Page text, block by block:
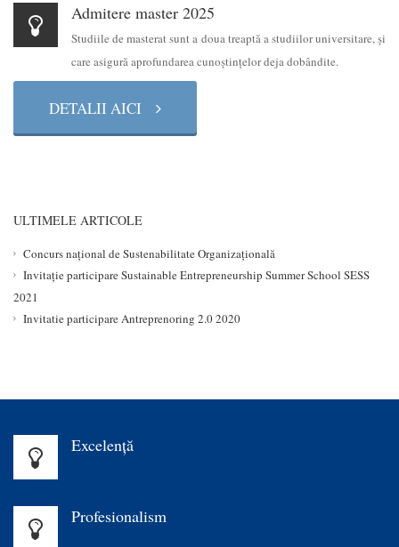
Admitere master 2025
Studiile de masterat sunt a doua treaptă a studiilor universitare, şi
care asigură aprofundarea cunoştinţelor deja dobândite.
DETALII AICI
ULTIMELE ARTICOLE
Concurs național de Sustenabilitate Organizațională
Invitație participare Sustainable Entrepreneurship Summer School SESS
2021
Invitatie participare Antreprenoring 2.0 2020
Excelenţă
Profesionalism